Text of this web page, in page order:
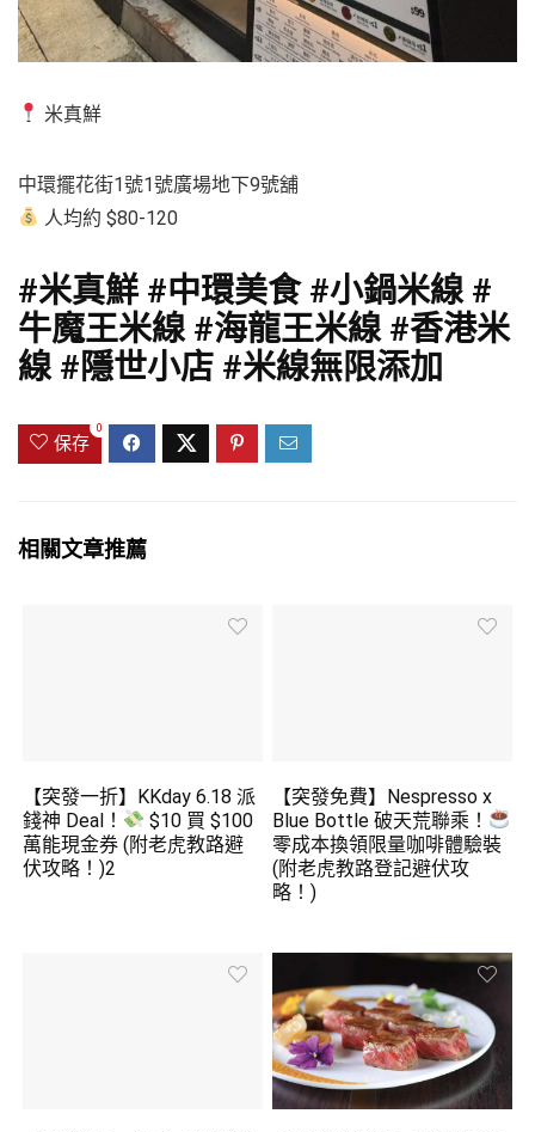
米真鮮
中環擺花街1號1號廣場地下9號舖
人均約 $80-120
#米真鮮 #中環美食 #小鍋米線 #
牛魔王米線 #海龍王米線 #香港米
線 #隱世小店 #米線無限添加
保存
0
相關文章推薦
【突發一折】KKday 6.18 派
錢神 Deal！
$10 買 $100
萬能現金券 (附老虎教路避
伏攻略！)2
【突發免費】Nespresso x
Blue Bottle 破天荒聯乘！
零成本換領限量咖啡體驗裝
(附老虎教路登記避伏攻
略！)